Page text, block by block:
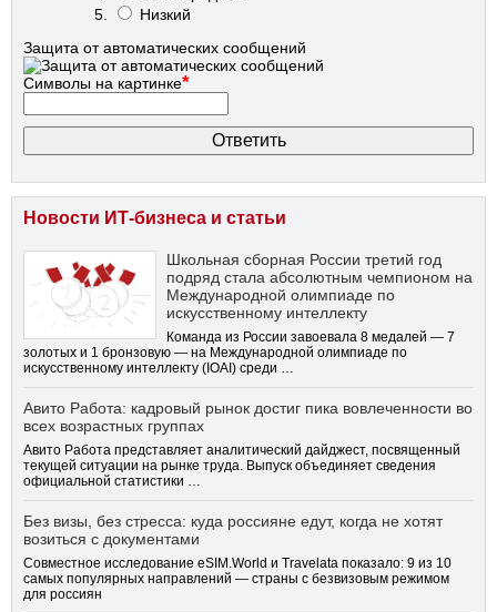
Низкий
Защита от автоматических сообщений
Символы на картинке*
Новости ИТ-бизнеса и статьи
Школьная сборная России третий год
подряд стала абсолютным чемпионом на
Международной олимпиаде по
искусственному интеллекту
Команда из России завоевала 8 медалей — 7
золотых и 1 бронзовую — на Международной олимпиаде по
искусственному интеллекту (IOAI) среди …
Авито Работа: кадровый рынок достиг пика вовлеченности во
всех возрастных группах
Авито Работа представляет аналитический дайджест, посвященный
текущей ситуации на рынке труда. Выпуск объединяет сведения
официальной статистики …
Без визы, без стресса: куда россияне едут, когда не хотят
возиться с документами
Совместное исследование eSIM.World и Travelata показало: 9 из 10
самых популярных направлений — страны с безвизовым режимом
для россиян